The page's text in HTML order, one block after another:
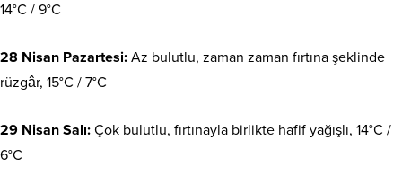
14°C / 9°C
28 Nisan Pazartesi: Az bulutlu, zaman zaman fırtına şeklinde
rüzgâr, 15°C / 7°C
29 Nisan Salı: Çok bulutlu, fırtınayla birlikte hafif yağışlı, 14°C /
6°C